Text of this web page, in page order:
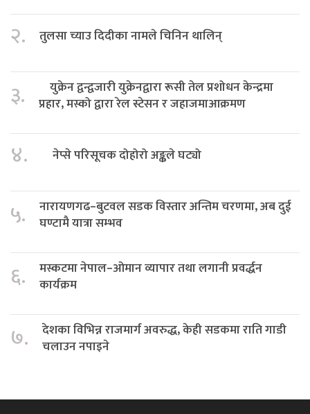
२. तुलसा च्याउ दिदीका नामले चिनिन थालिन्
३.
युक्रेन द्वन्द्वजारी युक्रेनद्वारा रूसी तेल प्रशोधन केन्द्रमा
प्रहार, मस्को द्वारा रेल स्टेसन र जहाजमाआक्रमण
४. नेप्से परिसूचक दोहोरो अङ्कले घट्यो
५.
नारायणगढ–बुटवल सडक विस्तार अन्तिम चरणमा, अब दुई
घण्टामै यात्रा सम्भव
६.
मस्कटमा नेपाल–ओमान व्यापार तथा लगानी प्रवर्द्धन
कार्यक्रम
७.
देशका विभिन्न राजमार्ग अवरुद्ध, केही सडकमा राति गाडी
चलाउन नपाइने